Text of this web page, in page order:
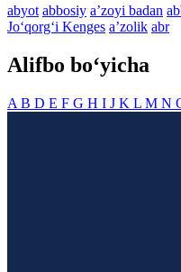
abyot abbosiy aʼzoyi badan
Jo‘qorg‘i Kenges aʼzolik abr
Alifbo bo‘yicha
A B D E F G H I J K L M N